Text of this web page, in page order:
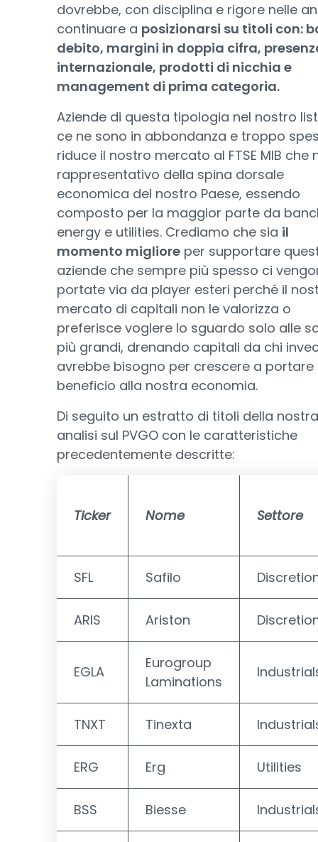
dovrebbe, con disciplina e rigore nelle
continuare a posizionarsi su titoli con:
debito, margini in doppia cifra,
internazionale, prodotti di nicchia e
management di prima categoria.
Aziende di questa tipologia nel nostro
ce ne sono in abbondanza e troppo
riduce il nostro mercato al FTSE MIB che
rappresentativo della spina dorsale
economica del nostro Paese, essendo
composto per la maggior parte da
energy e utilities. Crediamo che sia il
momento migliore per supportare
aziende che sempre più spesso ci
portate via da player esteri perché il
mercato di capitali non le valorizza o
preferisce voglere lo sguardo solo alle
più grandi, drenando capitali da chi
avrebbe bisogno per crescere a portare
beneficio alla nostra economia.
Di seguito un estratto di titoli della nostra
analisi sul PVGO con le caratteristiche
precedentemente descritte:
Ticker Nome Settore
SFL Safilo
ARIS Ariston
EGLA
Eurogroup
Laminations
TNXT Tinexta
ERG Erg Utilities
BSS Biesse